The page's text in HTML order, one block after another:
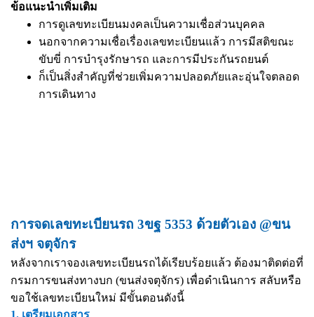
ข้อแนะนำเพิ่มเติม
การดูเลขทะเบียนมงคลเป็นความเชื่อส่วนบุคคล
นอกจากความเชื่อเรื่องเลขทะเบียนแล้ว การมีสติขณะ
ขับขี่ การบำรุงรักษารถ และการมีประกันรถยนต์
ก็เป็นสิ่งสำคัญที่ช่วยเพิ่มความปลอดภัยและอุ่นใจตลอด
การเดินทาง
การจดเลขทะเบียนรถ 3ขฐ 5353 ด้วยตัวเอง @ขน
ส่งฯ จตุจักร
หลังจากเราจองเลขทะเบียนรถได้เรียบร้อยแล้ว ต้องมาติดต่อที่
กรมการขนส่งทางบก (ขนส่งจตุจักร) เพื่อดำเนินการ สลับหรือ
ขอใช้เลขทะเบียนใหม่ มีขั้นตอนดังนี้
1. เตรียมเอกสาร